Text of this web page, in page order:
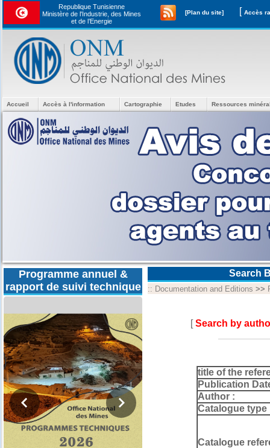
Republique Tunisienne
Ministère de l'Industrie, des Mines
et de l’Energie
[Plan du site] [
Accueil Accès à l'information Cartographie Etudes Ressources
Programme annuel &
rapport de suivi technique
Search
:: Documentation and Editions >>
[Search by
title of the
Publication
Author :
Catalogue type
Catalogue